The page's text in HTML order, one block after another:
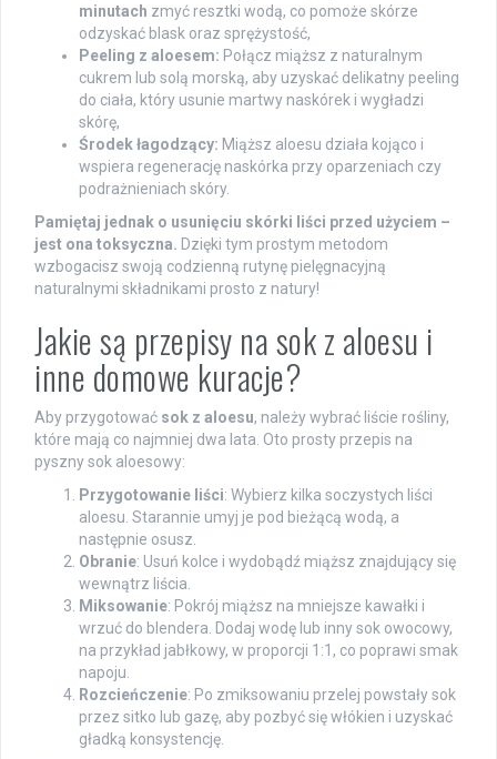
minutach zmyć resztki wodą, co pomoże skórze
odzyskać blask oraz sprężystość,
Peeling z aloesem: Połącz miąższ z naturalnym
cukrem lub solą morską, aby uzyskać delikatny peeling
do ciała, który usunie martwy naskórek i wygładzi
skórę,
Środek łagodzący: Miąższ aloesu działa kojąco i
wspiera regenerację naskórka przy oparzeniach czy
podrażnieniach skóry.
Pamiętaj jednak o usunięciu skórki liści przed użyciem –
jest ona toksyczna. Dzięki tym prostym metodom
wzbogacisz swoją codzienną rutynę pielęgnacyjną
naturalnymi składnikami prosto z natury!
Jakie są przepisy na sok z aloesu i
inne domowe kuracje?
Aby przygotować sok z aloesu, należy wybrać liście rośliny,
które mają co najmniej dwa lata. Oto prosty przepis na
pyszny sok aloesowy:
Przygotowanie liści: Wybierz kilka soczystych liści
aloesu. Starannie umyj je pod bieżącą wodą, a
następnie osusz.
Obranie: Usuń kolce i wydobądź miąższ znajdujący się
wewnątrz liścia.
Miksowanie: Pokrój miąższ na mniejsze kawałki i
wrzuć do blendera. Dodaj wodę lub inny sok owocowy,
na przykład jabłkowy, w proporcji 1:1, co poprawi smak
napoju.
Rozcieńczenie: Po zmiksowaniu przelej powstały sok
przez sitko lub gazę, aby pozbyć się włókien i uzyskać
gładką konsystencję.